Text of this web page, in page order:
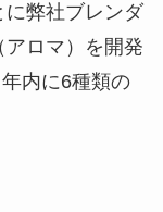
弊社ブレンダ
ロマ）を開発
内に6種類の